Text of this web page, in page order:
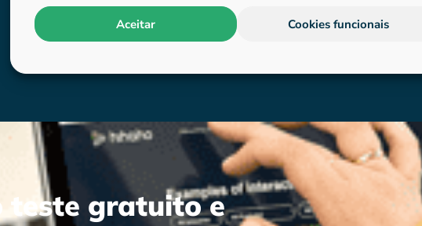
Aceitar Cookies funcionais
teste gratuito e